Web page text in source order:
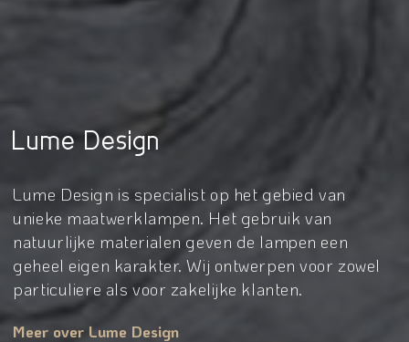
Lume Design
Lume Design is specialist op het gebied van
unieke maatwerklampen. Het gebruik van
natuurlijke materialen geven de lampen een
geheel eigen karakter. Wij ontwerpen voor zowel
particuliere als voor zakelijke klanten.
Meer over Lume Design